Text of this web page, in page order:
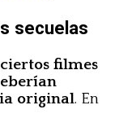
secuelas
ciertos filmes
original. En